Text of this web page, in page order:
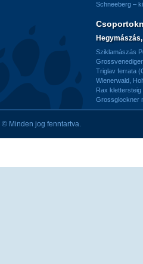
Schneeberg –
Sziklamászás
Triglav ferrata
Wienerwald,
Rax
Grossglockner
© Minden jog fenntartva.